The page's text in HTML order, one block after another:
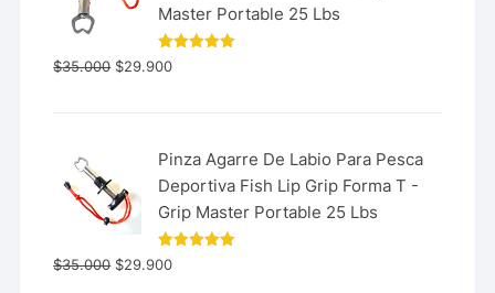
Master Portable 25 Lbs
Valorado
con
$35.000 $29.900
Pinza Agarre De Labio Para Pesca
Deportiva Fish Lip Grip Forma T -
Grip Master Portable 25 Lbs
Valorado
con
$35.000 $29.900